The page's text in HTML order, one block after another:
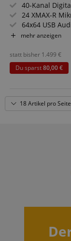
40-Kanal
24 XMAX-R
64x64 USB
16 FlexMix
Milan AVB
Inklusive
mehr anzeigen
statt bisher 1.499 €
Du sparst80,00 €
18 Artikel pro Seite